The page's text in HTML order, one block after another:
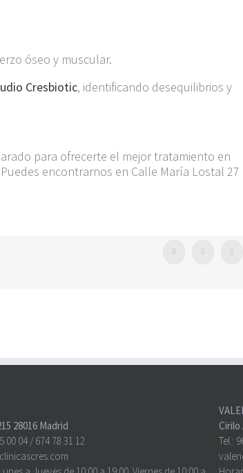
óseo y muscular.
Cresbiotic, identificando desequilibrios y
para ofrecerte el mejor tratamiento en
encontrarnos en Calle María Lostal 27
28016 Madrid
00 04/ 674 78 31 12
Cirilo
Tel.: